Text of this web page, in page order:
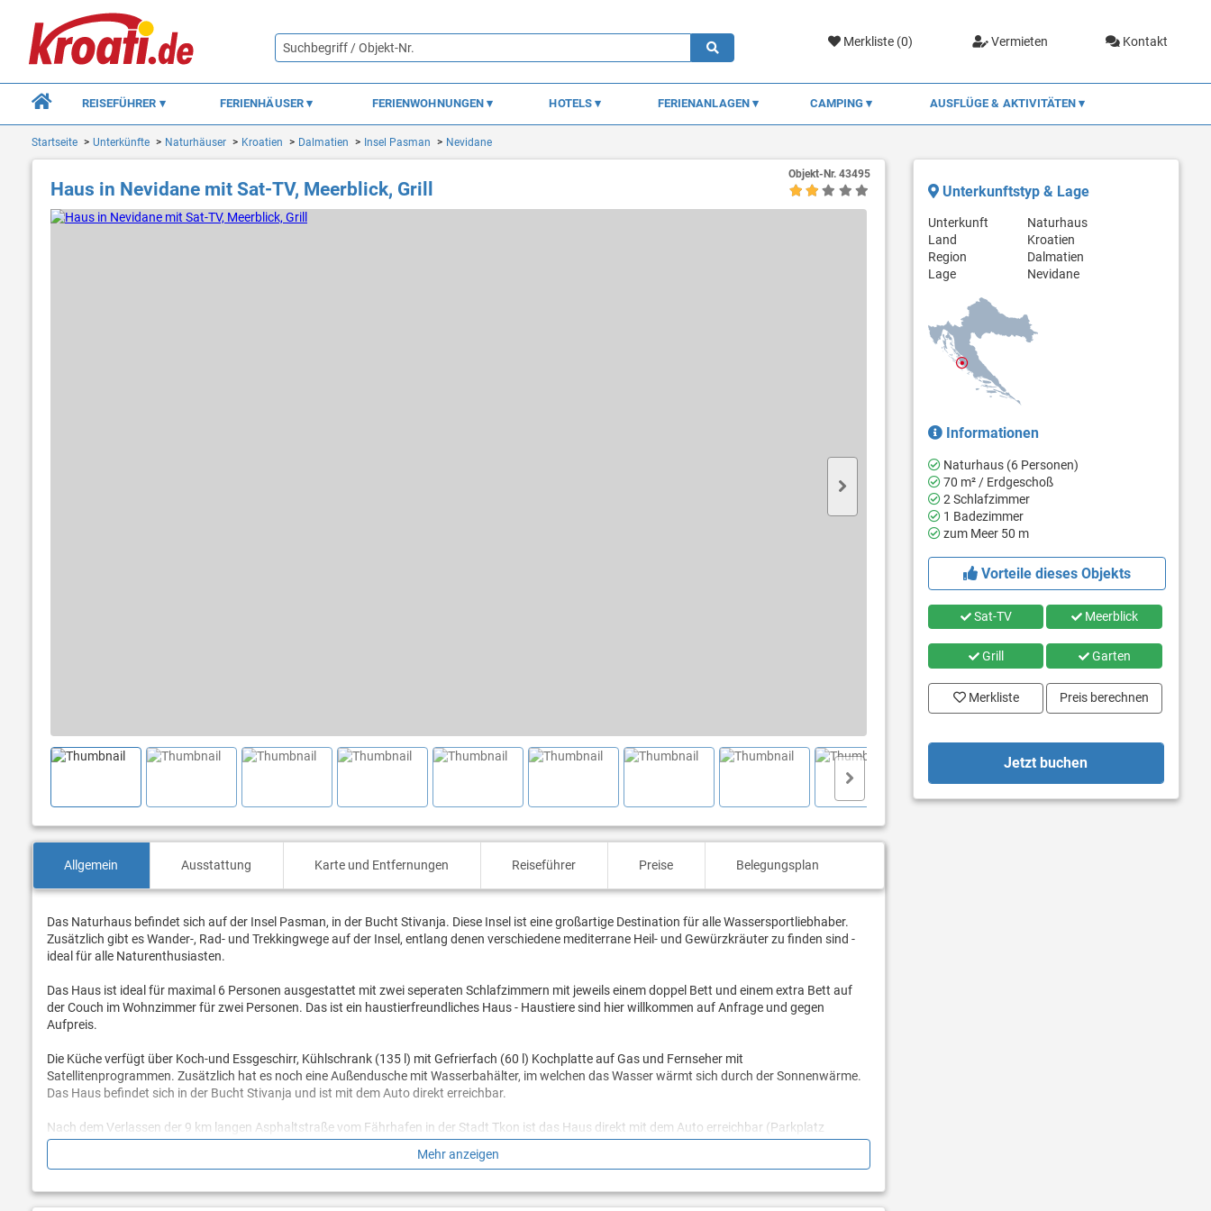
Merkliste (0) Vermieten Kontakt
REISEFÜHRER FERIENHÄUSER FERIENWOHNUNGEN HOTELS FERIENANLAGEN CAMPING AUSFLÜGE & AKTIVITÄTEN
Startseite Unterkünfte Naturhäuser Kroatien Dalmatien Insel Pasman Nevidane
Haus in Nevidane mit Sat-TV, Meerblick, Grill
Objekt-Nr. 43495
Allgemein Ausstattung Karte und Entfernungen Reiseführer Preise Belegungsplan
Das Naturhaus befindet sich auf der Insel Pasman, in der Bucht Stivanja. Diese Insel ist eine großartige Destination für alle Wassersportliebhaber.
Zusätzlich gibt es Wander-, Rad- und Trekkingwege auf der Insel, entlang denen verschiedene mediterrane Heil- und Gewürzkräuter zu finden sind -
ideal für alle Naturenthusiasten.
Das Haus ist ideal für maximal 6 Personen ausgestattet mit zwei seperaten Schlafzimmern mit jeweils einem doppel Bett und einem extra Bett auf
der Couch im Wohnzimmer für zwei Personen. Das ist ein haustierfreundliches Haus - Haustiere sind hier willkommen auf Anfrage und gegen
Aufpreis.
Die Küche verfügt über Koch-und Essgeschirr, Kühlschrank (135 l) mit Gefrierfach (60 l) Kochplatte auf Gas und Fernseher mit
Satellitenprogrammen. Zusätzlich hat es noch eine Außendusche mit Wasserbahälter, im welchen das Wasser wärmt sich durch der Sonnenwärme.
Das Haus befindet sich in der Bucht Stivanja und ist mit dem Auto direkt erreichbar.
Nach dem Verlassen der 9 km langen Asphaltstraße vom Fährhafen in der Stadt Tkon ist das Haus direkt mit dem Auto erreichbar (Parkplatz
befindet sich vor dem Haus) auf einer improvisierten und etwas groben (Kies- / Erde-) 6 km langen Straße über dem Hügel, die stark vom Wetter
Diese Straßen sind für ein normales Auto befahrbar, mit langsamen und vorsichtigen Fahren. Die Fähren-Karten sind im Mietspreis nicht mit
Mehr anzeigen
Unterkunftstyp & Lage
Unterkunft
Naturhaus
Land
Kroatien
Region
Dalmatien
Lage
Nevidane
Informationen
Naturhaus (6 Personen)
70 m² / Erdgeschoß
2 Schlafzimmer
1 Badezimmer
zum Meer 50 m
Vorteile dieses Objekts
Sat-TV Meerblick
Grill Garten
Merkliste Preis berechnen
Jetzt buchen